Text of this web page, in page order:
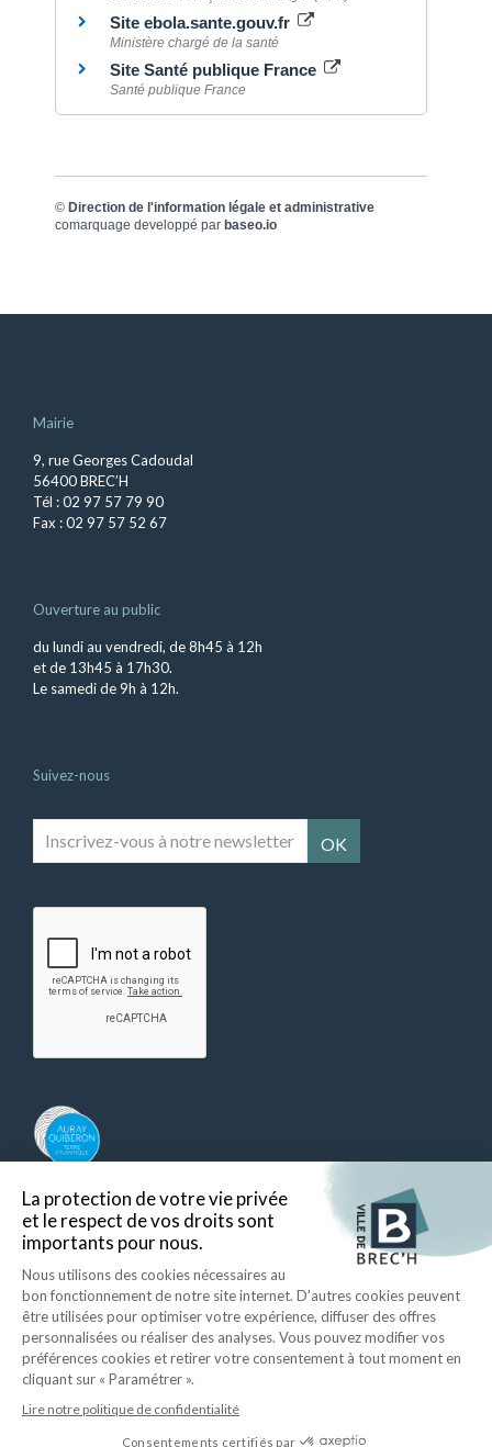
Site ebola.sante.gouv.fr
Ministère chargé de la santé
Site Santé publique France
Santé publique France
© Direction de l'information légale et administrative
comarquage developpé par baseo.io
Mairie
9, rue Georges Cadoudal
56400 BREC’H
Tél : 02 97 57 79 90
Fax : 02 97 57 52 67
Ouverture au public
du lundi au vendredi, de 8h45 à 12h
et de 13h45 à 17h30.
Le samedi de 9h à 12h.
Suivez-nous
vous
Retour en haut
Ecrire à la mairie Mentions légales
ID Interactive